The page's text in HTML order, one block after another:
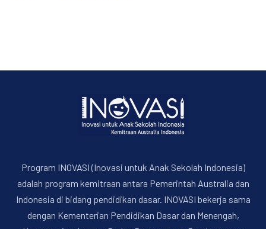
Program INOVASI (Inovasi untuk Anak Sekolah Indonesia)
adalah program kemitraan antara Pemerintah Australia dan
Indonesia di bidang pendidikan dasar. INOVASI bekerja sama
dengan Kementerian Pendidikan Dasar dan Menengah,
PREVIOUS